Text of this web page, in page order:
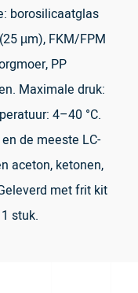
borosilicaatglas
µm), FKM/FPM
PP
Maximale druk:
4–40 °C.
de meeste LC-
aceton, ketonen,
met frit kit
stuk.